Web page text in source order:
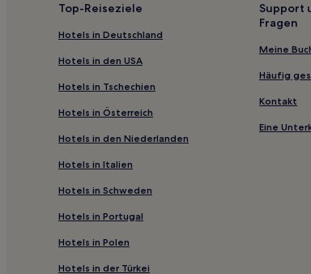
Hotels mit inbegriffenem Frühstück in
Hotels mit inbegriffenem Frühstück in
Familien in Ystad
Haustierfreundliche in Ystad
Familien in Helsingborg
Hotels mit Parkplatz in Helsingborg
Günstige in Helsingborg
Haustierfreundliche in Hassleholm
Top-Reiseziele
Hotels in Deutschland
Hotels in den USA
Hotels in Tschechien
Hotels in Österreich
Hotels in den Niederlanden
Hotels in Italien
Hotels in Schweden
Hotels in Portugal
Hotels in Polen
Hotels in der Türkei
Support
Fragen
Meine
Häufig
Kontakt
Eine